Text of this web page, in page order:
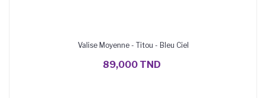
Valise Moyenne - Titou - Bleu Ciel
89,000 TND